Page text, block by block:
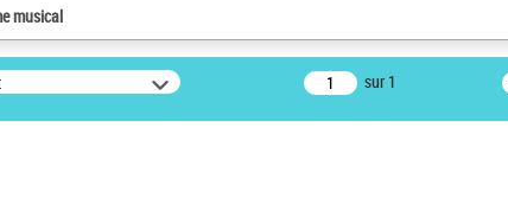
musical
sur 1